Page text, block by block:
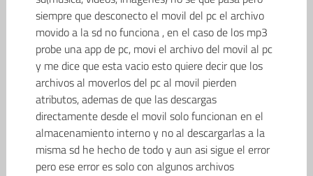
siempre que desconecto el movil del pc el archivo
movido a la sd no funciona , en el caso de los mp3
probe una app de pc, movi el archivo del movil al pc
y me dice que esta vacio esto quiere decir que los
archivos al moverlos del pc al movil pierden
atributos, ademas de que las descargas
directamente desde el movil solo funcionan en el
almacenamiento interno y no al descargarlas a la
misma sd he hecho de todo y aun asi sigue el error
pero ese error es solo con algunos archivos